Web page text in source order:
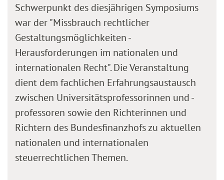
Schwerpunkt des diesjährigen Symposiums
war der "Missbrauch rechtlicher
Gestaltungsmöglichkeiten -
Herausforderungen im nationalen und
internationalen Recht". Die Veranstaltung
dient dem fachlichen Erfahrungsaustausch
zwischen Universitätsprofessorinnen und -
professoren sowie den Richterinnen und
Richtern des Bundesfinanzhofs zu aktuellen
nationalen und internationalen
steuerrechtlichen Themen.